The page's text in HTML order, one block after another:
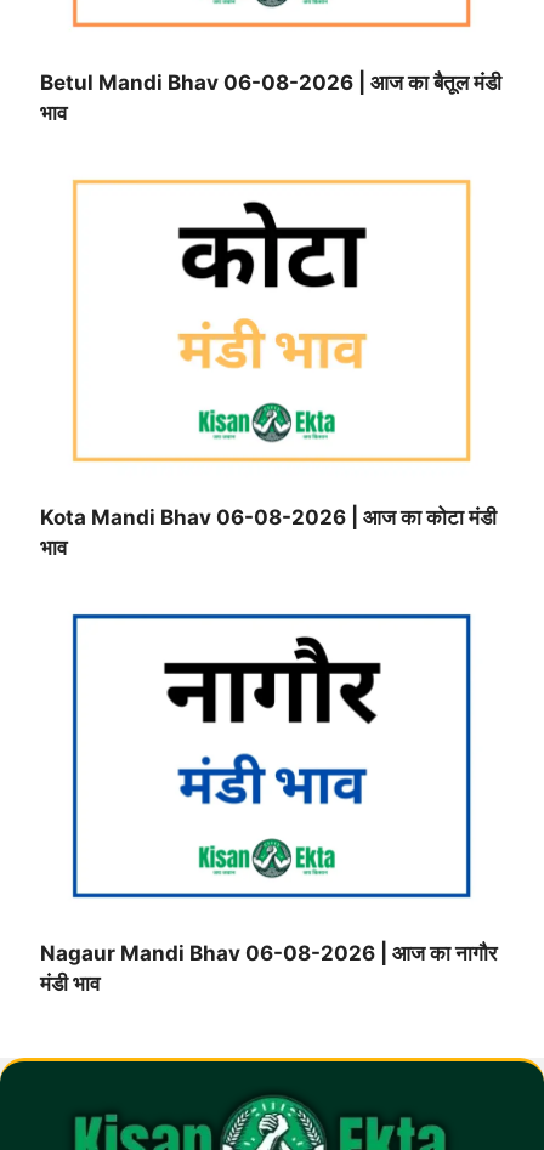
Betul Mandi Bhav 06-08-2026 | आज का बैतूल मंडी
भाव
Kota Mandi Bhav 06-08-2026 | आज का कोटा मंडी
भाव
Nagaur Mandi Bhav 06-08-2026 | आज का नागौर
मंडी भाव